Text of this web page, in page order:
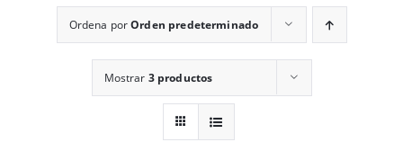
CatálogoOrdena porOrden predeterminado
Mostrar 3 productos